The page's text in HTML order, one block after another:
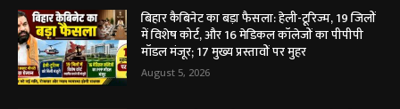
बिहार कैबिनेट का बड़ा फैसला: हेली-टूरिज्म, 19 जिलों
में विशेष कोर्ट, और 16 मेडिकल कॉलेजों का पीपीपी
मॉडल मंजूर; 17 मुख्य प्रस्तावों पर मुहर
August 5, 2026